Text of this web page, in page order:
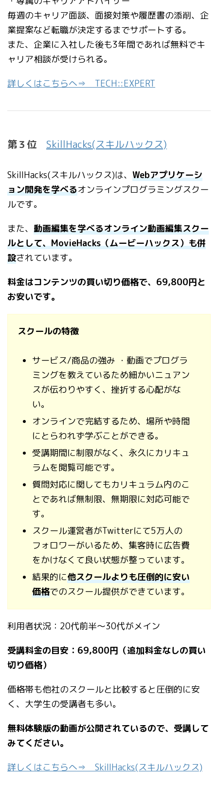
毎週のキャリア面談、面接対策や履歴書の添削、企
業提案など転職が決定するまでサポートする。
また、企業に入社した後も3年間であれば無料でキ
ャリア相談が受けられる。
詳しくはこちらへ⇒ TECH::EXPERT
第３位 SkillHacks(スキルハックス)
SkillHacks(スキルハックス)は、 Webアプリケーシ
ョン開発を学べるオンラインプログラミングスクー
ルです。
また、 動画編集を学べるオンライン動画編集スクー
ルとして、MovieHacks（ムービーハックス）も併
設されています。
料金はコンテンツの買い切り価格で、69,800円と
お安いです。
スクールの特徴
サービス/商品の強み ・動画でプログラ
ミングを教えているため細かいニュアン
スが伝わりやすく、挫折する心配がな
い。
オンラインで完結するため、場所や時間
にとらわれず学ぶことができる。
受講期間に制限がなく、永久にカリキュ
ラムを閲覧可能です。
質問対応に関してもカリキュラム内のこ
とであれば無制限、無期限に対応可能で
す。
スクール運営者がTwitterにて5万人の
フォロワーがいるため、集客時に広告費
をかけなくて良い状態が整っています。
結果的に他スクールよりも圧倒的に安い
価格でのスクール提供ができています。
利用者状況：20代前半～30代がメイン
受講料金の目安：69,800円（追加料金なしの買い
切り価格）
価格帯も他社のスクールと比較すると圧倒的に安
く、大学生の受講者も多い。
無料体験版の動画が公開されているので、受講して
みてください。
詳しくはこちらへ⇒ SkillHacks(スキルハックス)